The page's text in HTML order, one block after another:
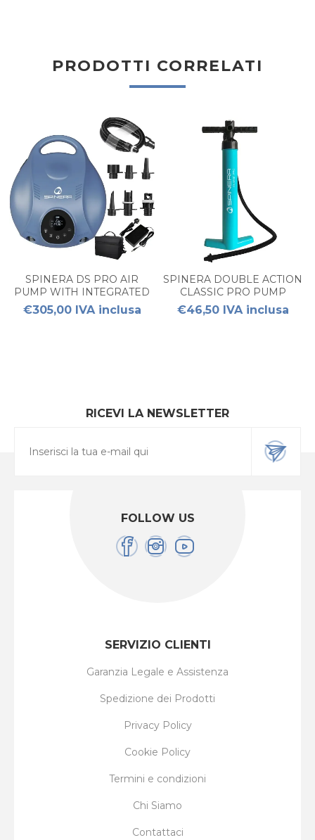
PRODOTTI CORRELATI
SPINERA DS PRO AIR
PUMP WITH INTEGRATED
BATTERY 25PSI
€305,00 IVA inclusa
SPINERA DOUBLE ACTION
CLASSIC PRO PUMP
€46,50 IVA inclusa
RICEVI LA NEWSLETTER
FOLLOW US
SERVIZIO CLIENTI
Garanzia Legale e Assistenza
Spedizione dei Prodotti
Privacy Policy
Cookie Policy
Termini e condizioni
Chi Siamo
Contattaci